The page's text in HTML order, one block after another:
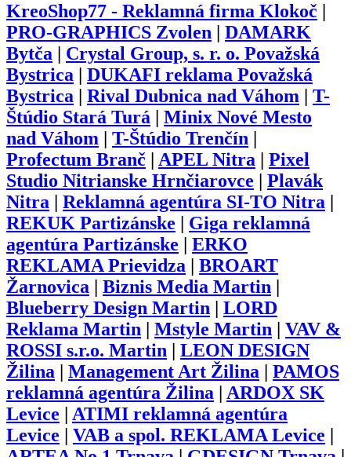
KreoShop77 - Reklamná firma Klokoč
PRO-GRAPHICS Zvolen
DAMARK
Bytča
Crystal Group, s. r. o. Považská
Bystrica
DUKAFI reklama Považská
Bystrica
Rival Dubnica nad Váhom
T-
Štúdio Stará Turá
Minix Nové Mesto
nad Váhom
T-Štúdio Trenčín
Profectum Branč
APEL Nitra
Pixel
Studio Nitrianske Hrnčiarovce
Plavák
Nitra
Reklamná agentúra SI-TO Nitra
REKUK Partizánske
Giga reklamná
agentúra Partizánske
ERKO
REKLAMA Prievidza
BROART
Žarnovica
Biznis Media Martin
Blueberry Design Martin
LORD
Reklama Martin
Mstyle Martin
VAV &
ROSSI s.r.o. Martin
LEON DESIGN
Žilina
Management Art Žilina
PAMOS
reklamná agentúra Žilina
ARDOX SK
Levice
ATIMI reklamná agentúra
Levice
VAB a spol. REKLAMA Levice